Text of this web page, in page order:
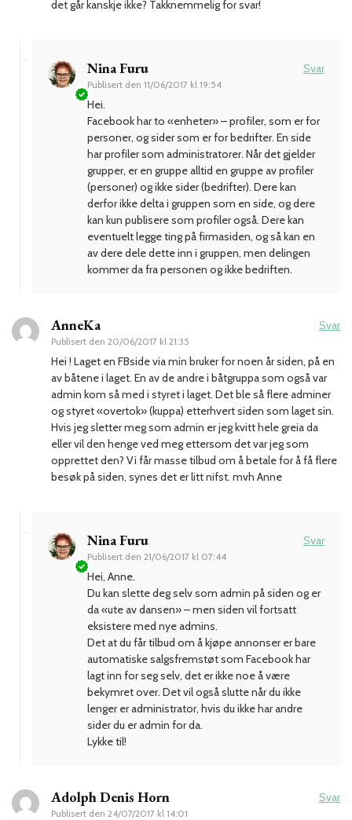
det går kanskje ikke? Takknemmelig for svar!
Nina Furu
Publisert den 11/06/2017 kl 19:54
Svar
Hei.
Facebook har to «enheter» – profiler, som er for
personer, og sider som er for bedrifter. En side
har profiler som administratorer. Når det gjelder
grupper, er en gruppe alltid en gruppe av profiler
(personer) og ikke sider (bedrifter). Dere kan
derfor ikke delta i gruppen som en side, og dere
kan kun publisere som profiler også. Dere kan
eventuelt legge ting på firmasiden, og så kan en
av dere dele dette inn i gruppen, men delingen
kommer da fra personen og ikke bedriften.
AnneKa
Publisert den 20/06/2017 kl 21:35
Svar
Hei ! Laget en FBside via min bruker for noen år siden, på en
av båtene i laget. En av de andre i båtgruppa som også var
admin kom så med i styret i laget. Det ble så flere adminer
og styret «overtok» (kuppa) etterhvert siden som laget sin.
Hvis jeg sletter meg som admin er jeg kvitt hele greia da
eller vil den henge ved meg ettersom det var jeg som
opprettet den? Vi får masse tilbud om å betale for å få flere
besøk på siden, synes det er litt nifst. mvh Anne
Nina Furu
Publisert den 21/06/2017 kl 07:44
Svar
Hei, Anne.
Du kan slette deg selv som admin på siden og er
da «ute av dansen» – men siden vil fortsatt
eksistere med nye admins.
Det at du får tilbud om å kjøpe annonser er bare
automatiske salgsfremstøt som Facebook har
lagt inn for seg selv, det er ikke noe å være
bekymret over. Det vil også slutte når du ikke
lenger er administrator, hvis du ikke har andre
sider du er admin for da.
Lykke til!
Adolph Denis Horn
Publisert den 24/07/2017 kl 14:01
Svar